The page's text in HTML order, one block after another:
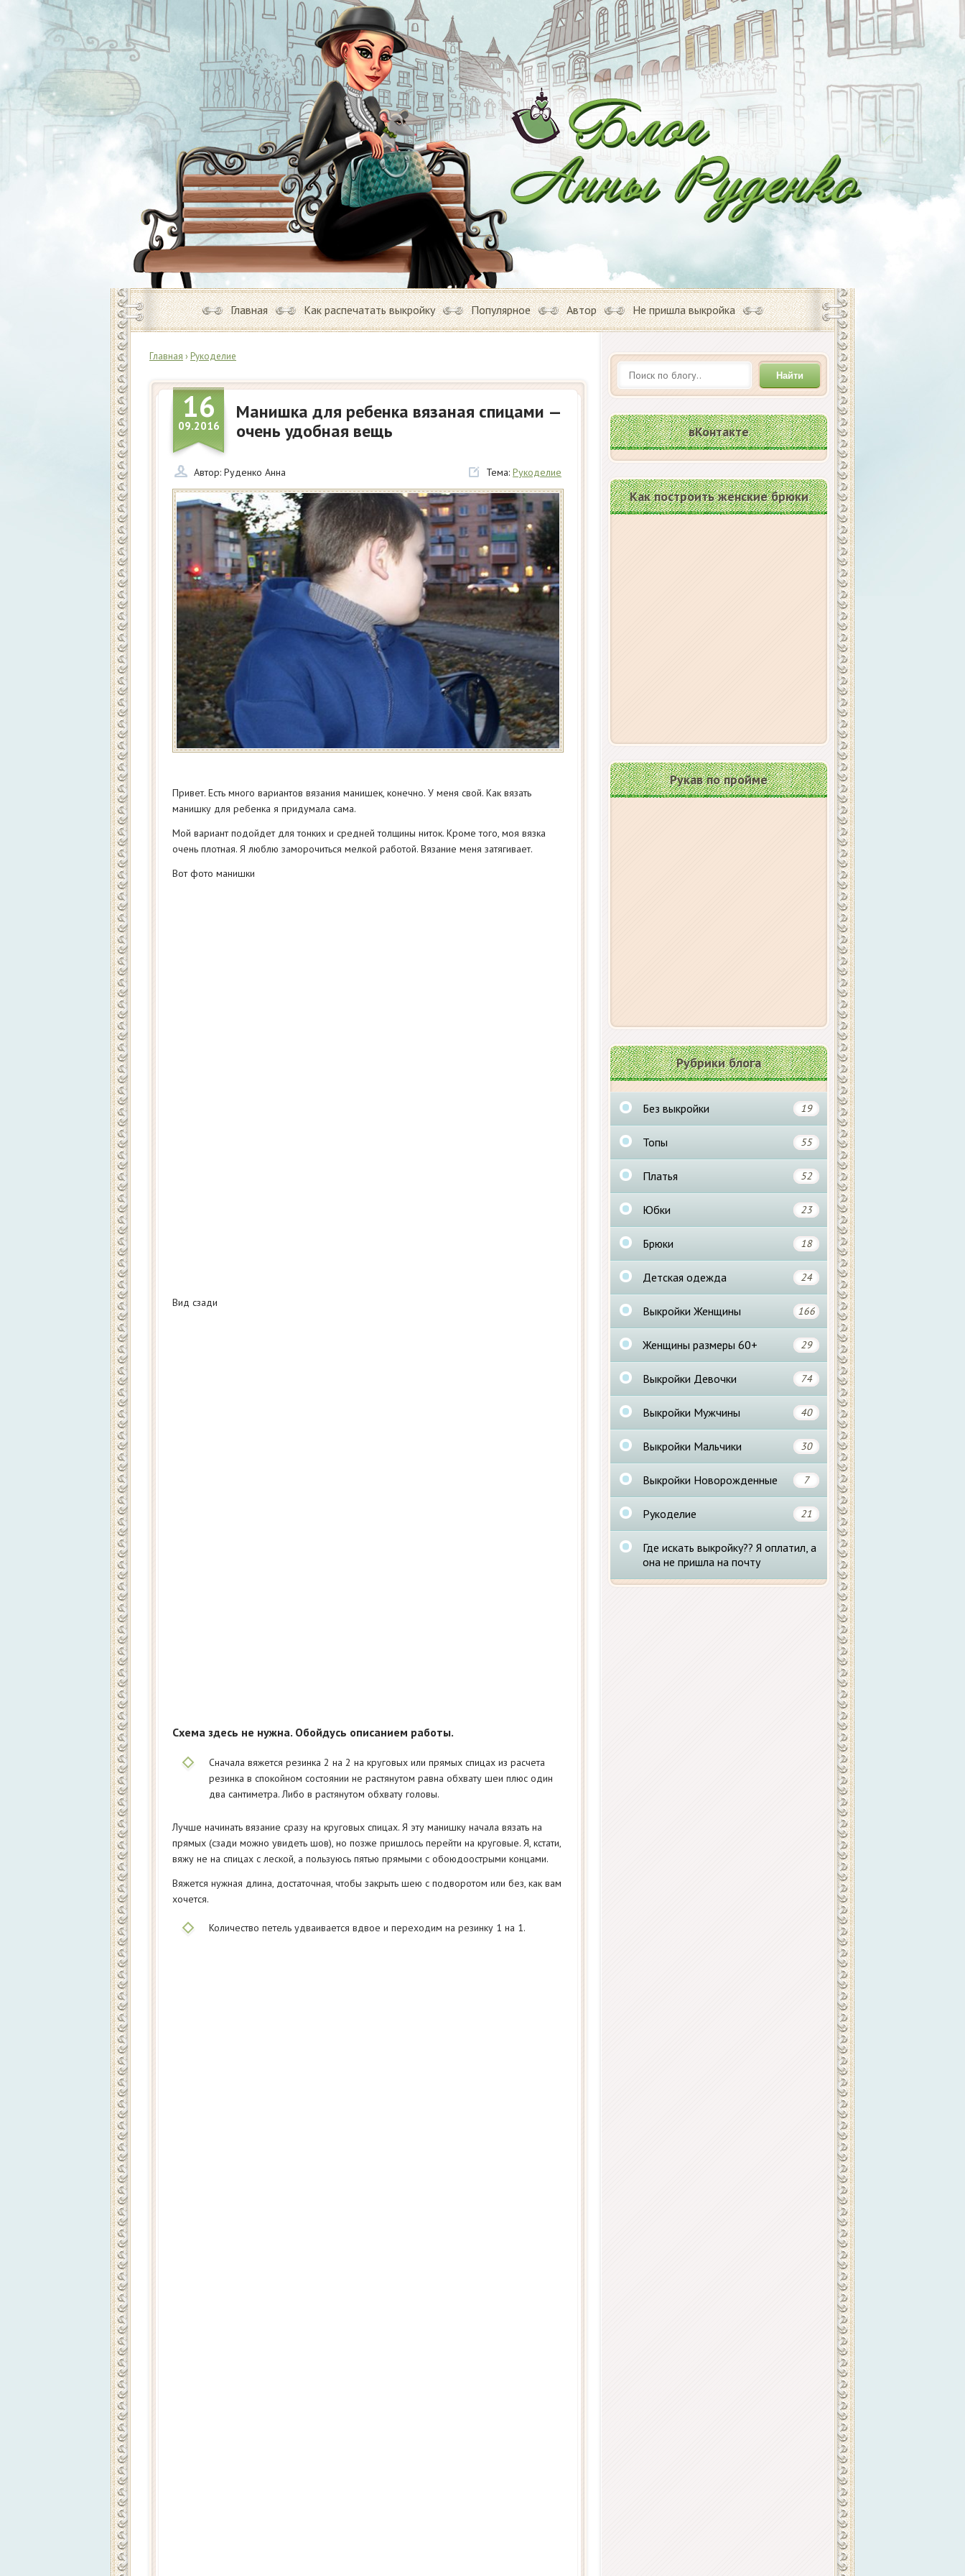
Главная Как распечатать выкройку Популярное Автор Не пришла выкройка
Главная › Рукоделие
16
09.2016
Манишка для ребенка вязаная спицами —
очень удобная вещь
Автор: Руденко Анна Тема: Рукоделие
Привет. Есть много вариантов вязания манишек, конечно. У меня свой. Как вязать
манишку для ребенка я придумала сама.
Мой вариант подойдет для тонких и средней толщины ниток. Кроме того, моя вязка
очень плотная. Я люблю заморочиться мелкой работой. Вязание меня затягивает.
Вот фото манишки
Вид сзади
Схема здесь не нужна. Обойдусь описанием работы.
Сначала вяжется резинка 2 на 2 на круговых или прямых спицах из расчета
резинка в спокойном состоянии не растянутом равна обхвату шеи плюс один
два сантиметра. Либо в растянутом обхвату головы.
Лучше начинать вязание сразу на круговых спицах. Я эту манишку начала вязать на
прямых (сзади можно увидеть шов), но позже пришлось перейти на круговые. Я, кстати,
вяжу не на спицах с леской, а пользуюсь пятью прямыми с обоюдоострыми концами.
Вяжется нужная длина, достаточная, чтобы закрыть шею с подворотом или без, как вам
хочется.
Количество петель удваивается вдвое и переходим на резинку 1 на 1.
Найти
вКонтакте
Как построить женские брюки
Рукав по пройме
Рубрики блога
Без выкройки 19
Топы 55
Платья 52
Юбки 23
Брюки 18
Детская одежда 24
Выкройки Женщины 166
Женщины размеры 60+ 29
Выкройки Девочки 74
Выкройки Мужчины 40
Выкройки Мальчики 30
Выкройки Новорожденные 7
Рукоделие 21
Где искать выкройку?? Я оплатил, а
она не пришла на почту